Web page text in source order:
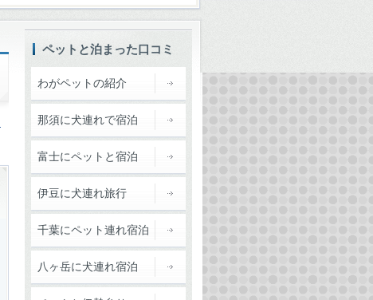
ペットと泊まった口コミ
わがペットの紹介
那須に犬連れで宿泊
富士にペットと宿泊
伊豆に犬連れ旅行
千葉にペット連れ宿泊
八ヶ岳に犬連れ宿泊